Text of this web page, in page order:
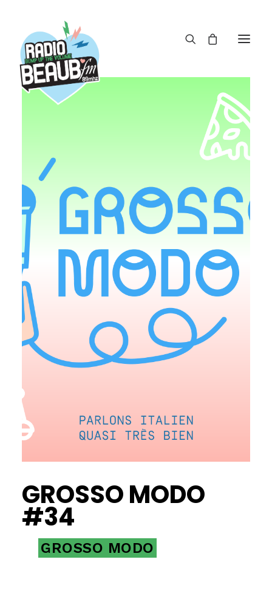
ÉMISSIONS
BOUTIQUE
GROSSO MODO
#34
GROSSO MODO